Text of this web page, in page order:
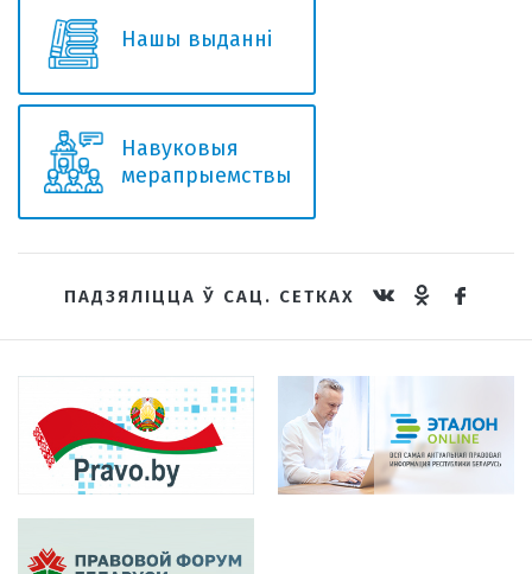
Нашы выданні
Навуковыя
мерапрыемствы
ПАДЗЯЛІЦЦА Ў САЦ. СЕТКАХ